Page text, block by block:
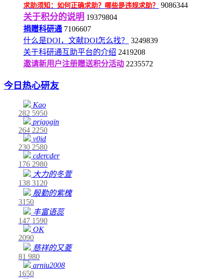
求助须知：如何正确求助？哪些是违规求助？ 9086344
关于积分的说明 19379804
捐赠科研通 7106607
什么是DOI，文献DOI怎么找？
3249839
关于科研通互助平台的介绍 2419208
邀请新用户注册赠送积分活动 2235572
今日热心研友
Kao
282 5950
prigogin
264 2250
v0id
230 2580
cdercder
176 2980
大力的冬萱
138 3120
殷勤的紫槐
3150
丰富语蕊
147 1590
OK
2090
慈祥的又菱
81 980
arniu2008
1650